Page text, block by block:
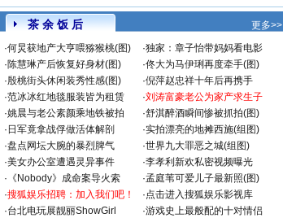
茶 余 饭 后
更多>>
·何炅获地产大亨喂猕猴桃(图) ·独家：章子怡带妈妈看电影
·陈慧琳产后恢复好身材(图) ·佟大为马伊琍再度牵手(图)
·殷桃街头休闲装秀性感(图) ·倪萍赵忠祥十年后再携手
·范冰冰红地毯服装皆为租赁 ·刘涛富豪老公为家产求生子
·姚晨与老公素颜乘地铁被拍 ·舒淇醉酒瞬间惨被抓拍(图)
· 日军竟拿战俘做活体解剖 ·实拍漂亮的地摊西施(组图)
·盘点网坛大腕的暴烈脾气 ·世界九大罪恶之城(组图)
·美女办公室遭遇灵异事件 ·李孝利新欢私密视频曝光
· 《Nobody》成命案导火索 ·孟庭苇可爱儿子最新照(图)
·搜狐娱乐招聘：加入我们吧！ ·点击进入搜狐娱乐影视库
·台北电玩展靓丽ShowGirl ·游戏史上最般配的十对情侣